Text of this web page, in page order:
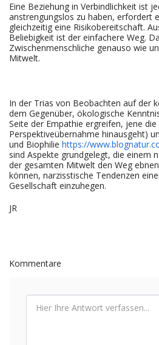
Eine Beziehung in Verbindlichkeit ist
anstrengungslos zu haben, erfordert
gleichzeitig eine Risikobereitschaft.
Beliebigkeit ist der einfachere Weg.
Zwischenmenschliche genauso wie
Mitwelt.
In der Trias von Beobachten auf der
dem Gegenüber, ökologische
Seite der Empathie ergreifen, jene
Perspektiveübernahme hinausgeht)
und Biophilie https://
sind Aspekte grundgelegt, die einem
der gesamten Mitwelt den Weg
können, narzisstische Tendenzen
Gesellschaft einzuhegen.
JR
Kommentare